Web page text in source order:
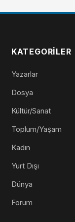
KATEGORILER
Yazarlar
Dosya
Kültür/Sanat
Toplum/Yaşam
Kadın
Yurt Dışı
Dünya
Forum